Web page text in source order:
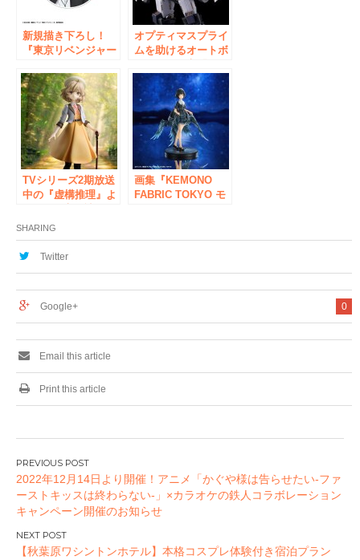
ルスタンドプレート
が登場。
新規描き下ろし！
『東京リベンジャー
MUSICシリーズのグ
ッズが登場。貯金が
できるアクリルスタ
ンド「フェイヴバン
ク」など、「あみあ
み」にて先行販売で
ご案内中。
オプティマスプライ
ムを助けるオートボ
トボットジャズ」の
フィギュアが登場。
あみあみ限定でご案
内中。
TVシリーズ2期放送
中の『虚構推理』よ
なった少女「岩永琴
子」をフィギュア
化。あみあみ限定で
画集『KEMONO
FABRIC TOKYO モ
SHIZUKU」のフィ
SHARING
Twitter
0
Google+
Email this article
Print this article
投
稿
ナ
ビ
ゲ
2022年12月14日より開催！アニメ「かぐや様は告らせたい-ファ
ーストキッスは終わらない-」×カラオケの鉄人コラボレーション
キャンペーン開催のお知らせ
【秋葉原ワシントンホテル】本格コスプレ体験付き宿泊プラン